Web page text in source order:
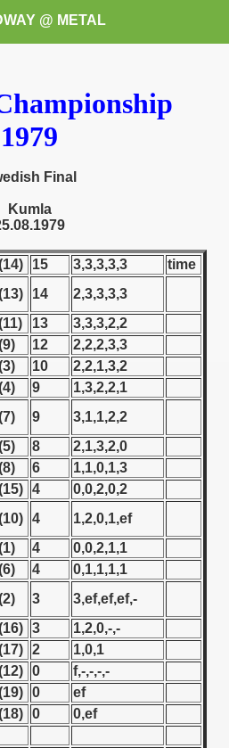
@ METAL
1979
Final
Kumla
15 3,3,3,3,3
time
14
2,3,3,3,3
13
3,3,3,2,2
12
2,2,2,3,3
10
2,2,1,3,2
9
1,3,2,2,1
9
3,1,1,2,2
8
2,1,3,2,0
6
1,1,0,1,3
4
0,0,2,0,2
4
1,2,0,1,ef
4
0,0,2,1,1
4
0,1,1,1,1
3
3,ef,ef,ef,-
3
1,2,0,-,-
2
1,0,1
0
f,-,-,-,-
0
ef
0 0,ef
to exchange or sale)
Championship)